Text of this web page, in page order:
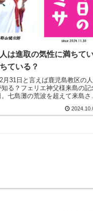
は進取の気性に満ちて
ている？
月31日と言えば鹿児島教区の
知る？フェリエ神父様来島の記
七島灘の荒波を超えて来島さ
口ともいえる当時カツオ漁で栄